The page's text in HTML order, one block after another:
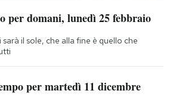
per domani, lunedì 25 febbraio
il sole, che alla fine è quello che
per martedì 11 dicembre